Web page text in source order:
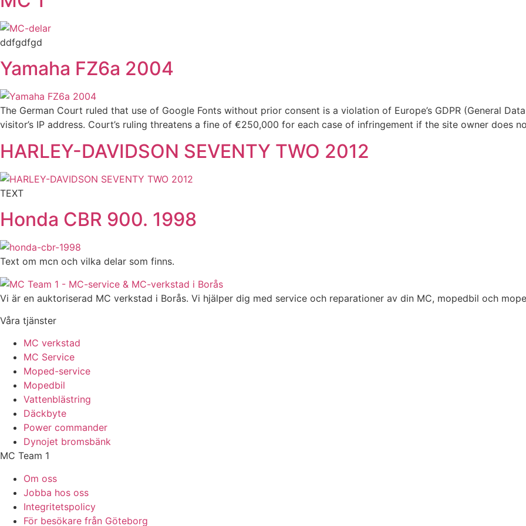
ddfgdfgd
Yamaha FZ6a 2004
The German Court ruled that use of Google Fonts without prior consent is a violation of Europe’s GDPR (General
visitor’s IP address. Court’s ruling threatens a fine of €250,000 for each case of infringement if the site owner does
HARLEY-DAVIDSON SEVENTY TWO 2012
TEXT
Honda CBR 900. 1998
Text om mcn och vilka delar som finns.
Vi är en auktoriserad MC verkstad i Borås. Vi hjälper dig med service och reparationer av din MC, mopedbil och
Våra tjänster
MC verkstad
MC Service
Moped-service
Mopedbil
Vattenblästring
Däckbyte
Power commander
Dynojet bromsbänk
MC Team 1
Om oss
Jobba hos oss
Integritetspolicy
För besökare från Göteborg